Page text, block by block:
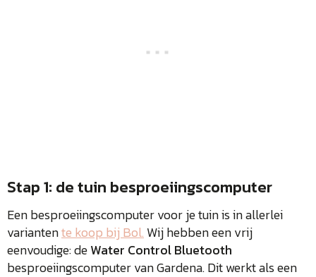
Stap 1: de tuin besproeiingscomputer
Een besproeiingscomputer voor je tuin is in allerlei
variantente koop bij Bol. Wij hebben een vrij
eenvoudige: deWater Control Bluetooth
besproeiingscomputer van Gardena. Dit werkt als een